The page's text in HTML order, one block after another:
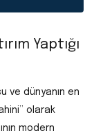
Yaptığı
ve dünyanın en
olarak
modern